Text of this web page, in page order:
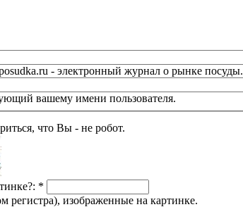
- электронный журнал о рынке посуды.
вашему имени пользователя.
что Вы - не робот.
*
регистра), изображенные на картинке.